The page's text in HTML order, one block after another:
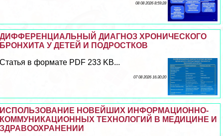
08 08 2026 8:59:28
ДИФФЕРЕНЦИАЛЬНЫЙ ДИАГНОЗ ХРОНИЧЕСКОГО
БРОНХИТА У ДЕТЕЙ И ПОДРОСТКОВ
Статья в формате PDF 233 KB...
07 08 2026 16:30:20
ИСПОЛЬЗОВАНИЕ НОВЕЙШИХ ИНФОРМАЦИОННО-
КОММУНИКАЦИОННЫХ ТЕХНОЛОГИЙ В МЕДИЦИНЕ И
ЗДРАВООХРАНЕНИИ